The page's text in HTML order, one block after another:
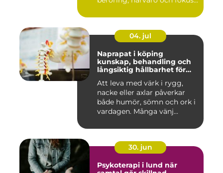
04. jul
Naprapat i köping
kunskap, behandling och
långsiktig hållbarhet för
Att leva med värk i rygg,
nacke eller axlar påverkar
både humör, sömn och ork i
vardagen. Många vänj...
30. jun
Psykoterapi i lund när